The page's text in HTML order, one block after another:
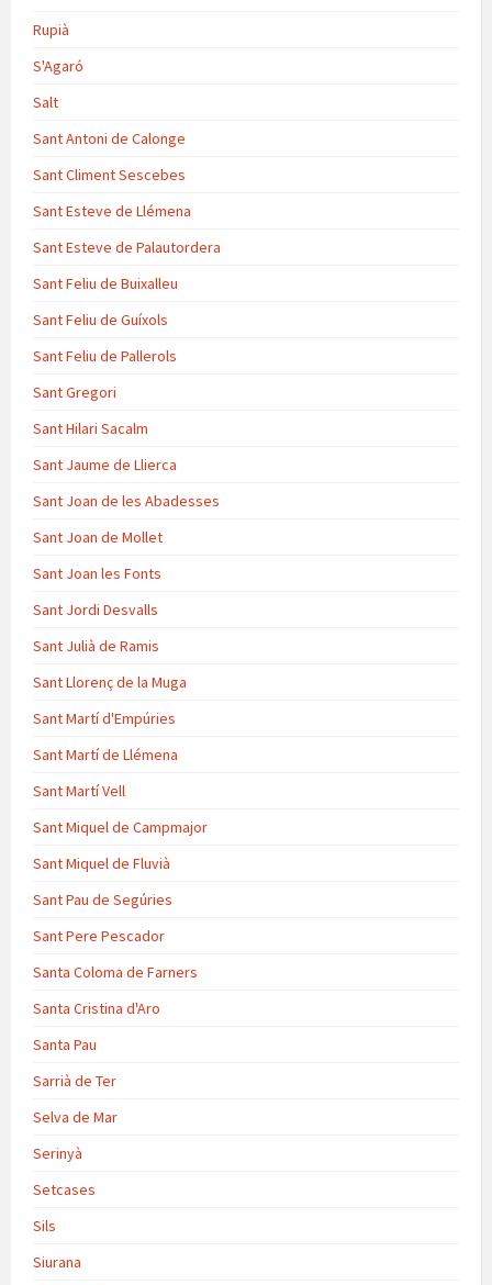
Rupià
S'Agaró
Salt
Sant Antoni de Calonge
Sant Climent Sescebes
Sant Esteve de Llémena
Sant Esteve de Palautordera
Sant Feliu de Buixalleu
Sant Feliu de Guíxols
Sant Feliu de Pallerols
Sant Gregori
Sant Hilari Sacalm
Sant Jaume de Llierca
Sant Joan de les Abadesses
Sant Joan de Mollet
Sant Joan les Fonts
Sant Jordi Desvalls
Sant Julià de Ramis
Sant Llorenç de la Muga
Sant Martí d'Empúries
Sant Martí de Llémena
Sant Martí Vell
Sant Miquel de Campmajor
Sant Miquel de Fluvià
Sant Pau de Segúries
Sant Pere Pescador
Santa Coloma de Farners
Santa Cristina d'Aro
Santa Pau
Sarrià de Ter
Selva de Mar
Serinyà
Setcases
Sils
Siurana